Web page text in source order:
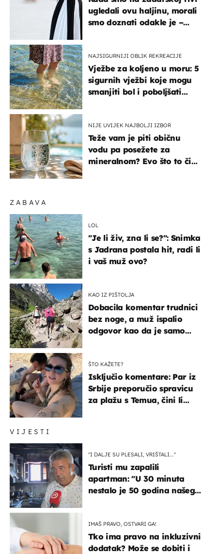
VIJESTI
"I DALJE SU PLESALI, VRIŠTALI..."
Turisti mu zapalili
apartman: "U 30 minuta
nestalo je 50 godina našeg
IMAŠ PRAVO, OSTVARI GA!
Tko ima pravo na inkluzivni
dodatak? Može se dobiti i
ZABAVA
LOL
"Je li živ, zna li se?": Snimka
s Jadrana postala hit, radi li
i vaš muž ovo?
KAO IZ PIŠTOLJA
Dobacila komentar trudnici
bez noge, a muž ispalio
odgovor kao da je samo
ŠTO KAŽETE?
Isključio komentare: Par iz
Srbije preporučio spravicu
za plažu s Temua, čini li
ugledali ovu haljinu, morali
smo doznati odakle je –
NAJSIGURNIJI OBLIK REKREACIJE
Vježbe za koljeno u moru: 5
sigurnih vježbi koje mogu
smanjiti bol i poboljšati
NIJE UVIJEK NAJBOLJI IZBOR
Teže vam je piti običnu
vodu pa posežete za
mineralnom? Evo što to čini